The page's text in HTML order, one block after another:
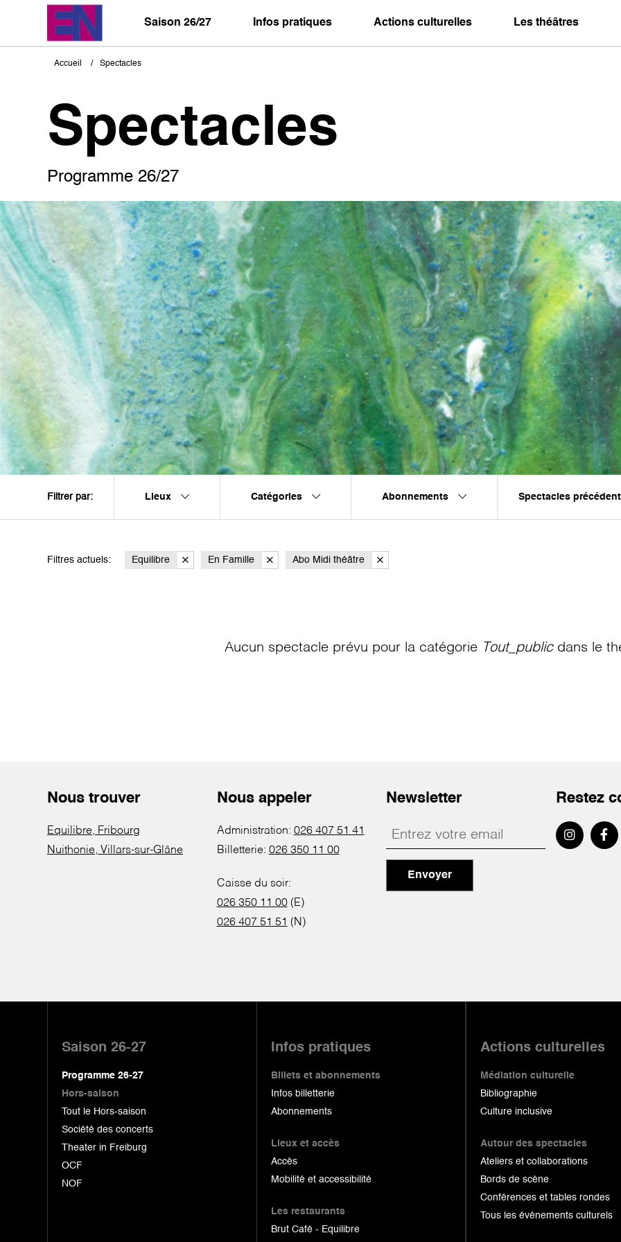
Saison 26/27 Infos pratiques Actions culturelles Les théâtres
Fil
Accueil Spectacles
Spectacles
Programme 26/27
Filtrer par: Lieux Catégories Abonnements Spectacles
Filtres actuels: Equilibre En Famille Abo Midi théâtre
Aucun spectacle prévu pour la catégorie Tout_publicdans le
Nous trouver
Equilibre, Fribourg
Nuithonie, Villars-sur-Glâne
Nous appeler
Administration: 026 407 51 41
Billetterie: 026 350 11 00
Caisse du soir:
026 350 11 00(E)
026 407 51 51 (N)
Newsletter
Envoyer
Restez
Saison 26-27
Programme 26-27
Hors-saison
Tout le Hors-saison
Société des concerts
Theater in Freiburg
OCF
NOF
Infos pratiques
Billets et abonnements
Infos billetterie
Abonnements
Lieux et accès
Accès
Mobilité et accessibilité
Les restaurants
Brut Café - Equilibre
Actions culturelles
Médiation culturelle
Bibliographie
Culture inclusive
Autour des spectacles
Ateliers et collaborations
Bords de scène
Conférences et tables rondes
Tous les événements culturels